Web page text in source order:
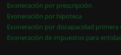
Exoneración por prescripción
Exoneración por hipoteca
Exoneración por discapacidad primera
Exoneración de impuestos para